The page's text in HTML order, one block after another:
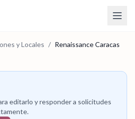
y Locales / Renaissance Caracas
editarlo y responder a solicitudes